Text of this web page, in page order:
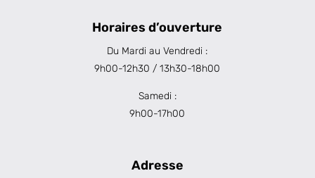
Horaires d’ouverture
Du Mardi au Vendredi :
9h00-12h30 / 13h30-18h00
Samedi :
9h00-17h00
Adresse